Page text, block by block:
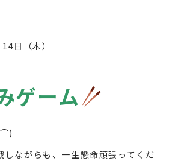
日（木）
ゲーム
しながらも、一生懸命頑張ってくだ